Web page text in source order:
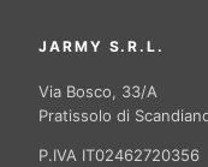
JARMY S.R.L.
Via Bosco, 33/A
Pratissolo di
P.IVA IT02462720356